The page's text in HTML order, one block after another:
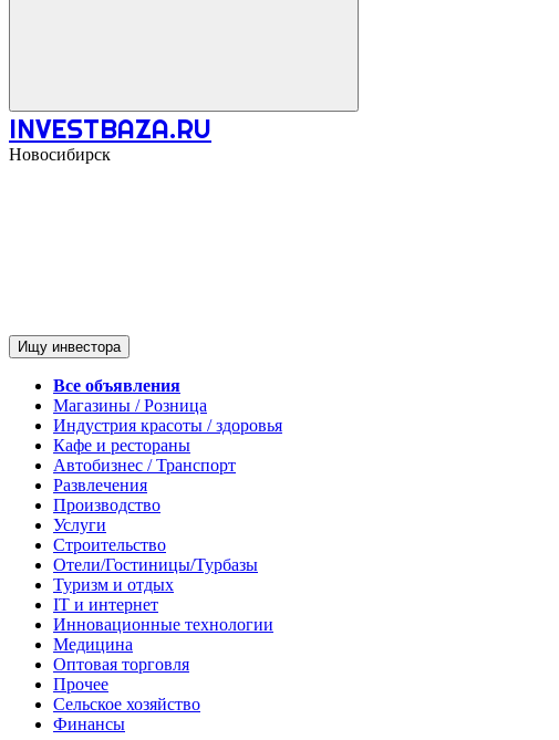
INVESTBAZA.RU
Новосибирск
Ищу инвестора
Все объявления
Магазины / Розница
Индустрия красоты / здоровья
Кафе и рестораны
Автобизнес / Транспорт
Развлечения
Производство
Услуги
Строительство
Отели/Гостиницы/Турбазы
Туризм и отдых
IT и интернет
Инновационные технологии
Медицина
Оптовая торговля
Прочее
Сельское хозяйство
Финансы